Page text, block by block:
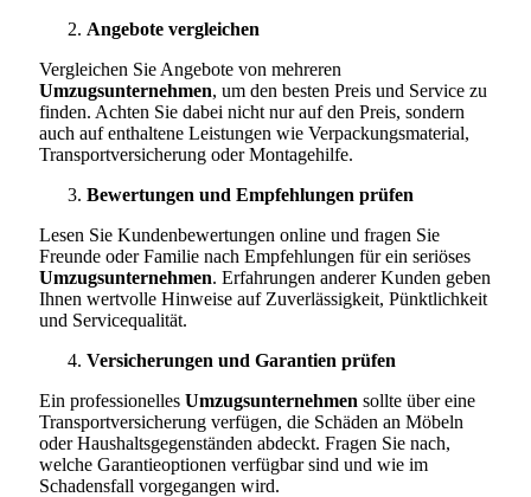
Angebote vergleichen
Vergleichen Sie Angebote von mehreren
Umzugsunternehmen, um den besten Preis und Service zu
finden. Achten Sie dabei nicht nur auf den Preis, sondern
auch auf enthaltene Leistungen wie Verpackungsmaterial,
Transportversicherung oder Montagehilfe.
Bewertungen und Empfehlungen prüfen
Lesen Sie Kundenbewertungen online und fragen Sie
Freunde oder Familie nach Empfehlungen für ein seriöses
Umzugsunternehmen. Erfahrungen anderer Kunden geben
Ihnen wertvolle Hinweise auf Zuverlässigkeit, Pünktlichkeit
und Servicequalität.
Versicherungen und Garantien prüfen
Ein professionelles Umzugsunternehmen sollte über eine
Transportversicherung verfügen, die Schäden an Möbeln
oder Haushaltsgegenständen abdeckt. Fragen Sie nach,
welche Garantieoptionen verfügbar sind und wie im
Schadensfall vorgegangen wird.